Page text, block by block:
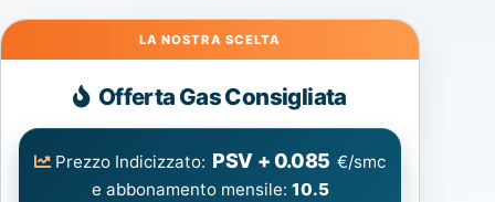
Gas
Offerta Gas Consigliata
Prezzo Indicizzato: PSV + 0.085 €/smc
e abbonamento mensile: 10.5